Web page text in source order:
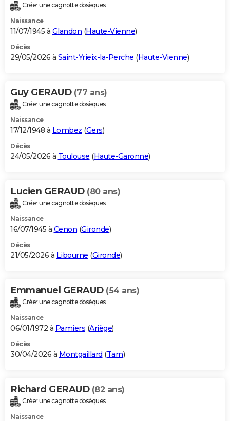
Créer une cagnotte obsèques
Naissance
11/07/1945 à Glandon (Haute-Vienne)
Décès
29/05/2026 à Saint-Yrieix-la-Perche (Haute-Vienne)
Guy GERAUD (77 ans)
Créer une cagnotte obsèques
Naissance
17/12/1948 à Lombez (Gers)
Décès
24/05/2026 à Toulouse (Haute-Garonne)
Lucien GERAUD (80 ans)
Créer une cagnotte obsèques
Naissance
16/07/1945 à Cenon (Gironde)
Décès
21/05/2026 à Libourne (Gironde)
Emmanuel GERAUD (54 ans)
Créer une cagnotte obsèques
Naissance
06/01/1972 à Pamiers (Ariège)
Décès
30/04/2026 à Montgaillard (Tarn)
Richard GERAUD (82 ans)
Créer une cagnotte obsèques
Naissance